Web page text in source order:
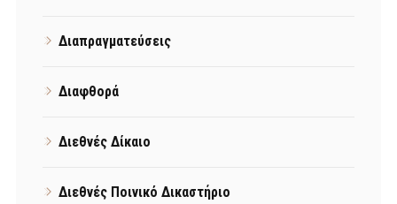
Διαπραγματεύσεις
Διαφθορά
Διεθνές Δίκαιο
Διεθνές Ποινικό Δικαστήριο